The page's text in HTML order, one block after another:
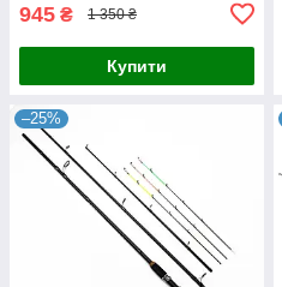
945 ₴ 1 350 ₴
Купити
–25%